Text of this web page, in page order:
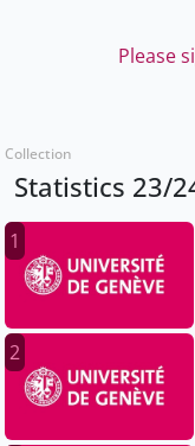
Please
Collection
Statistics 23/
1
2